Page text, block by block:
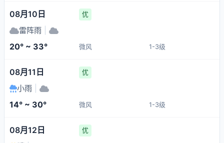
08月10日 优
雷阵雨
20° ~ 33° 微风 1-3级
08月11日 优
小雨
14° ~ 30° 微风 1-3级
08月12日 优